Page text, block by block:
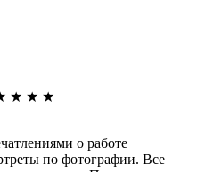
★ ★ ★
о работе
по фотографии. Все